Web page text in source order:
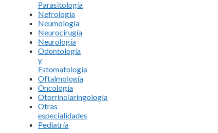
Parasitología
Nefrología
Neumología
Neurocirugía
Neurología
Odontología
y
Estomatología
Oftalmología
Oncología
Otorrinolaringología
Otras
especialidades
Pediatría